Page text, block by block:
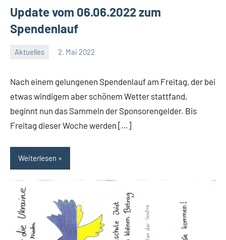
Update vom 06.06.2022 zum
Spendenlauf
Aktuelles 2. Mai 2022
Nach einem gelungenen Spendenlauf am Freitag, der bei
etwas windigem aber schönem Wetter stattfand,
beginnt nun das Sammeln der Sponsorengelder. Bis
Freitag dieser Woche werden […]
Weiterlesen